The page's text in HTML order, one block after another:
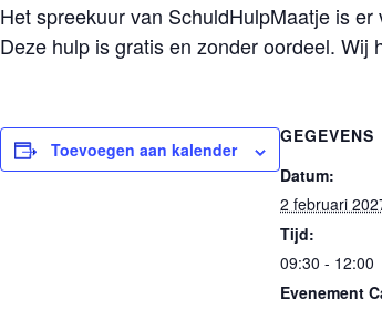
Het spreekuur van SchuldHulpMaatje is
Deze hulp is gratis en zonder oordeel.
Toevoegen aan kalender
GEGEVENS
Datum:
2 februari
Tijd:
09:30 - 12:00
Evenement